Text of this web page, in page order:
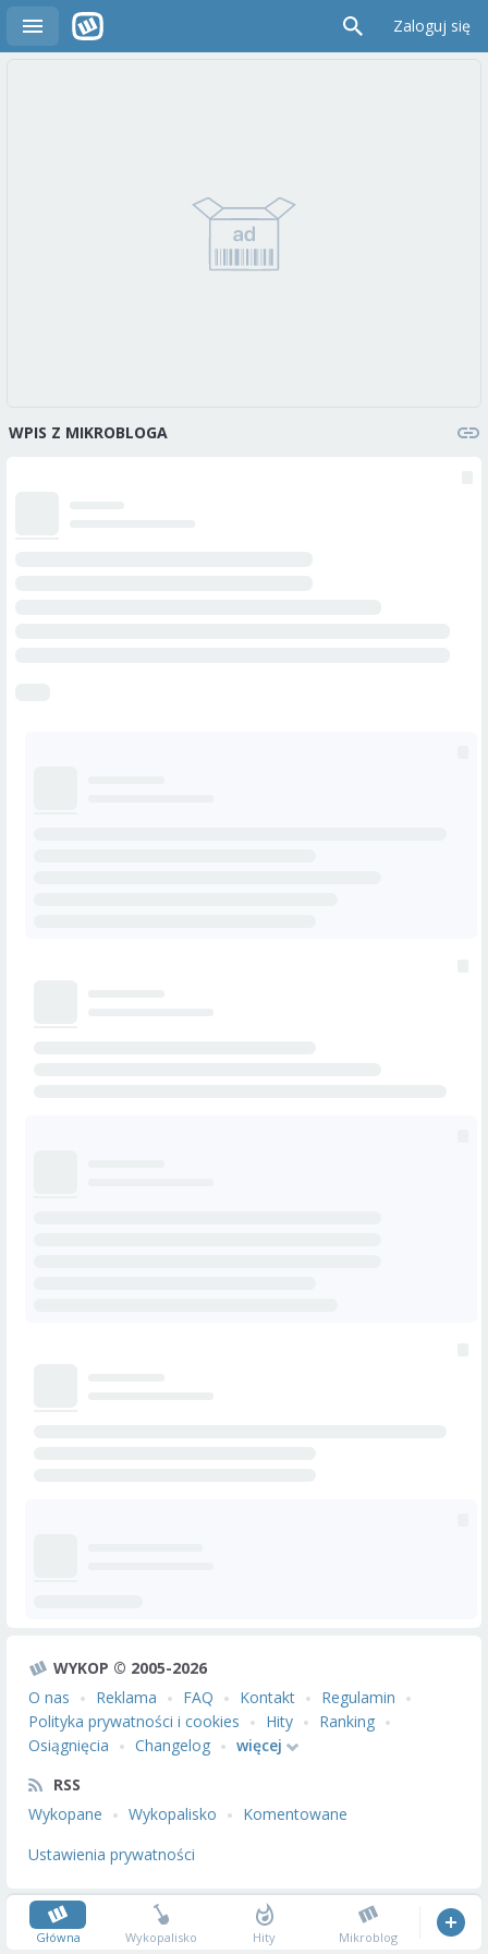
Zaloguj się
WPIS Z MIKROBLOGA
WYKOP © 2005-2026
O nas
Reklama FAQ Kontakt
Regulamin
Polityka prywatności i cookies
Hity
Ranking
Osiągnięcia
Changelog
więcej
RSS
Wykopane
Wykopalisko
Komentowane
Ustawienia prywatności
Główna Wykopalisko Hity Mikroblog